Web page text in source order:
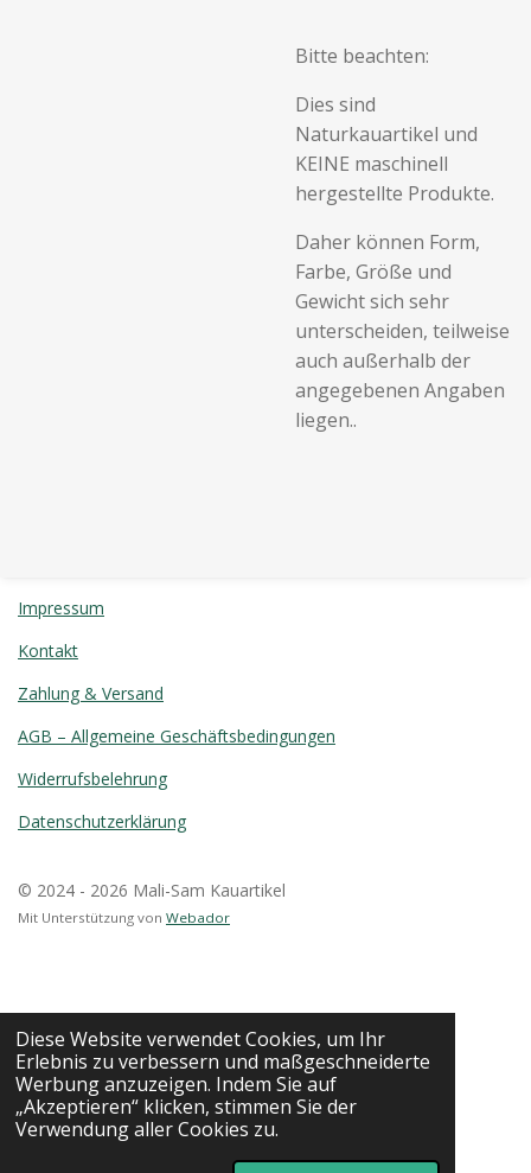
Diese Website verwendet Cookies, um Ihr
Erlebnis zu verbessern und maßgeschneiderte
Werbung anzuzeigen. Indem Sie auf
„Akzeptieren“ klicken, stimmen Sie der
Verwendung aller Cookies zu.
Bitte beachten:
Dies sind
Naturkauartikel und
KEINE maschinell
hergestellte Produkte.
Daher können Form,
Farbe, Größe und
Gewicht sich sehr
unterscheiden, teilweise
auch außerhalb der
angegebenen Angaben
liegen..
Impressum
Kontakt
Zahlung & Versand
AGB – Allgemeine Geschäftsbedingungen
Widerrufsbelehrung
Datenschutzerklärung
© 2024 - 2026 Mali-Sam Kauartikel
Mit Unterstützung von Webador